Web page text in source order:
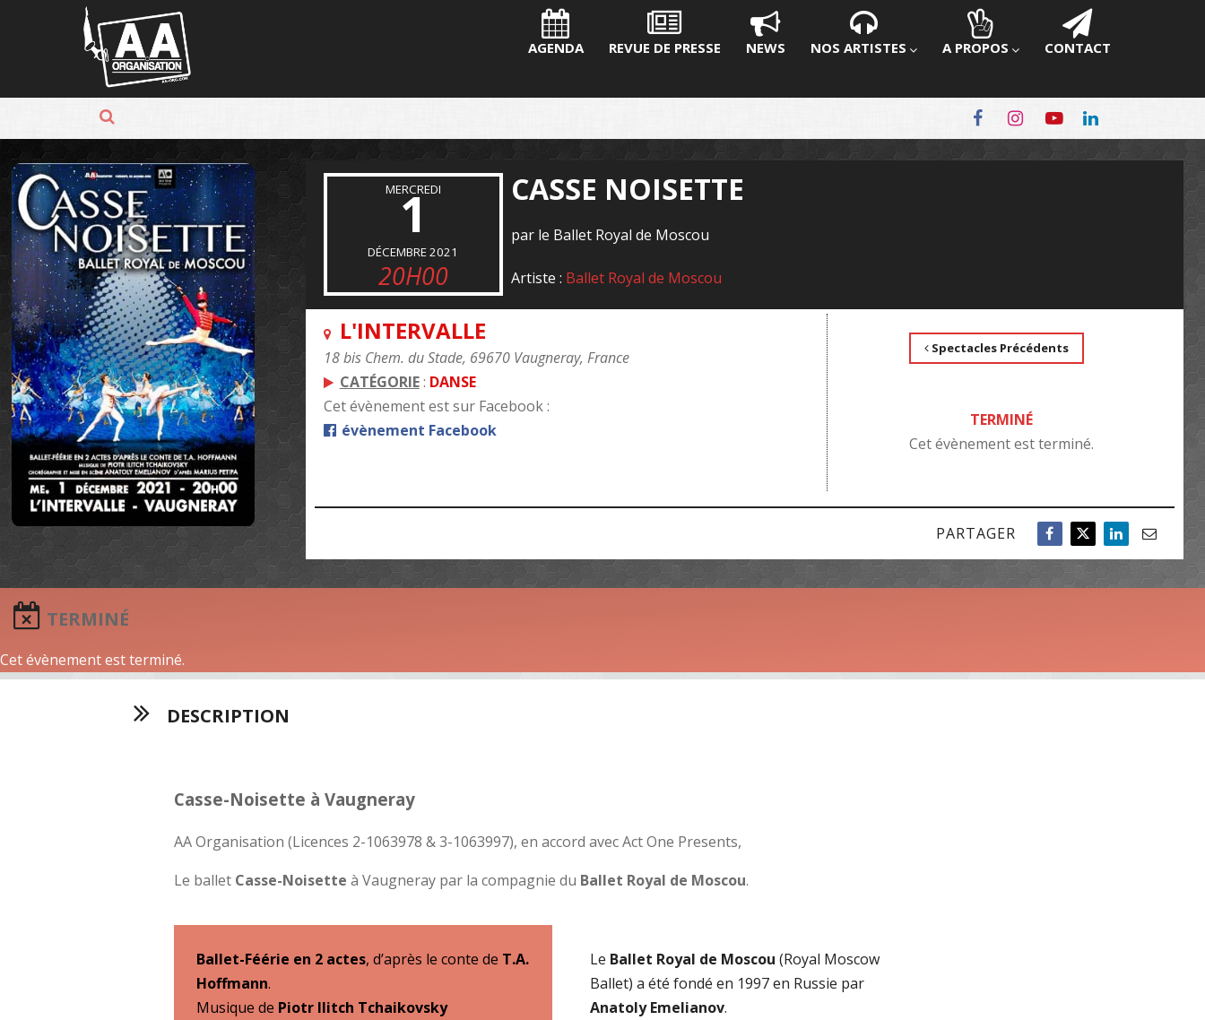
Panneau de gestion des cookies
AGENDA REVUE DE PRESSE NEWS NOS ARTISTES A PROPOS CONTACT
MERCREDI
1
DÉCEMBRE 2021
20H00
CASSE NOISETTE
par le Ballet Royal de Moscou
Artiste : Ballet Royal de Moscou
L'INTERVALLE
18 bis Chem. du Stade, 69670 Vaugneray, France
CATÉGORIE: DANSE
Cet évènement est sur Facebook :
évènement Facebook
Spectacles Précédents
TERMINÉ
Cet évènement est terminé.
PARTAGER
TERMINÉ
Cet évènement est terminé.
DESCRIPTION
Casse-Noisette à Vaugneray
AA Organisation (Licences 2-1063978 & 3-1063997), en accord avec Act One Presents,
Le ballet Casse-Noisette à Vaugneray par la compagnie du Ballet Royal de Moscou.
Ballet-Féérie en 2 actes, d’après le conte de T.A.
Hoffmann.
Musique de Piotr Ilitch Tchaikovsky
Le Ballet Royal de Moscou (Royal Moscow
Ballet) a été fondé en 1997 en Russie par
Anatoly Emelianov.